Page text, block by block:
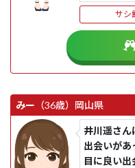
サシ
みー （36歳） 岡山県
井川遥さん
出会いがあ
目に良い